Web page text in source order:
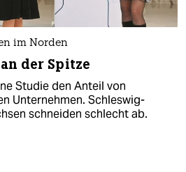
im Norden
der Spitze
Studie den Anteil von
Unternehmen. Schleswig-
schneiden schlecht ab.